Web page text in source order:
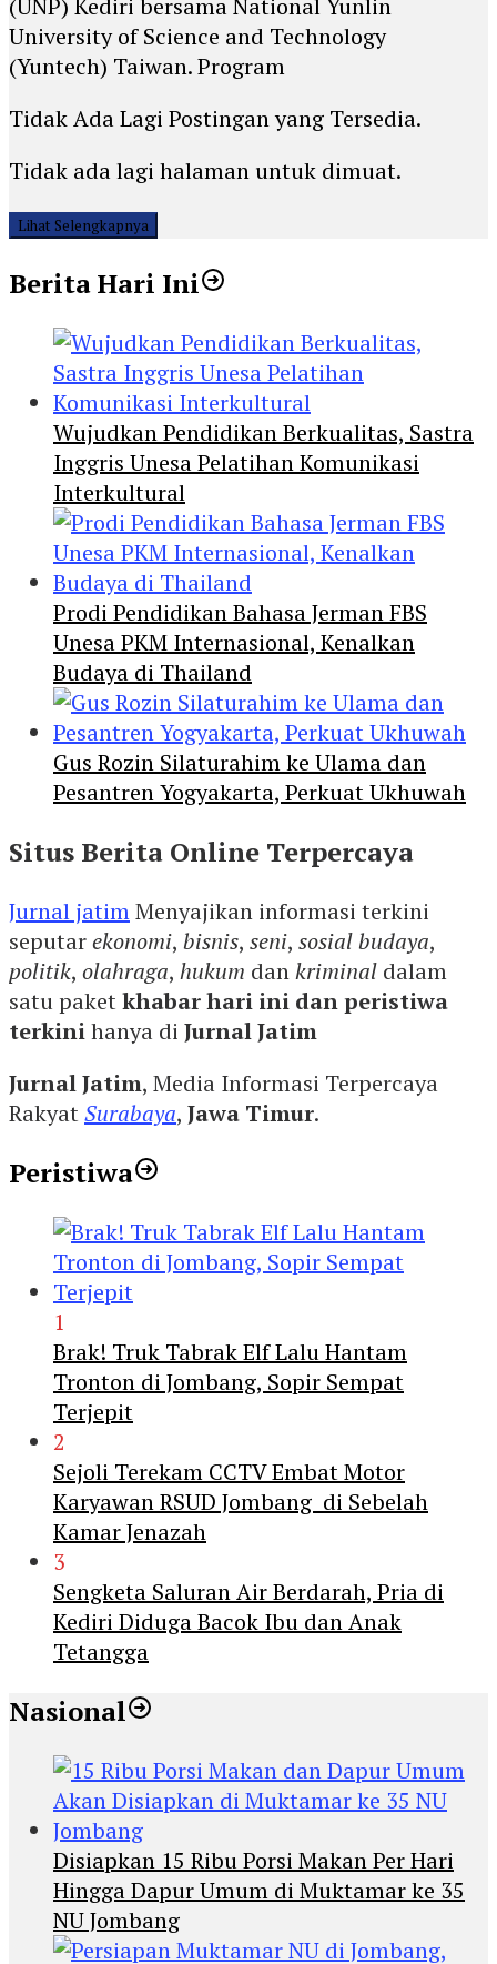
(UNP) Kediri bersama National Yunlin
University of Science and Technology
(Yuntech) Taiwan. Program
Tidak Ada Lagi Postingan yang Tersedia.
Tidak ada lagi halaman untuk dimuat.
Lihat Selengkapnya
Berita Hari Ini
Wujudkan Pendidikan Berkualitas, Sastra
Inggris Unesa Pelatihan Komunikasi
Interkultural
Prodi Pendidikan Bahasa Jerman FBS
Unesa PKM Internasional, Kenalkan
Budaya di Thailand
Gus Rozin Silaturahim ke Ulama dan
Pesantren Yogyakarta, Perkuat Ukhuwah
Situs Berita Online Terpercaya
Jurnal jatimMenyajikan informasi terkini
seputarekonomi, bisnis, seni, sosial budaya,
politik, olahraga, hukum dankriminal dalam
satu paketkhabar hari ini dan peristiwa
terkinihanya di Jurnal Jatim
Jurnal Jatim, Media Informasi Terpercaya
RakyatSurabaya, Jawa Timur.
Peristiwa
1
Brak! Truk Tabrak Elf Lalu Hantam
Tronton di Jombang, Sopir Sempat
Terjepit
2
Sejoli Terekam CCTV Embat Motor
Karyawan RSUD Jombang di Sebelah
Kamar Jenazah
3
Sengketa Saluran Air Berdarah, Pria di
Kediri Diduga Bacok Ibu dan Anak
Tetangga
Nasional
Disiapkan 15 Ribu Porsi Makan Per Hari
Hingga Dapur Umum di Muktamar ke 35
NU Jombang